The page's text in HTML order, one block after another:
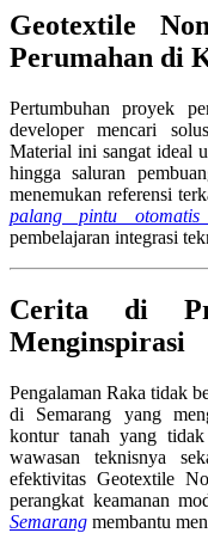
Geotextile
Perumahan di
Pertumbuhan proyek
developer mencari
Material ini sangat ideal
hingga saluran
menemukan referensi
palang pintu otomatis
pembelajaran integrasi
Cerita di
Menginspirasi
Pengalaman Raka tidak
di Semarang yang
kontur tanah yang tidak
wawasan teknisnya
efektivitas Geotextile
perangkat keamanan
Semarang membantu